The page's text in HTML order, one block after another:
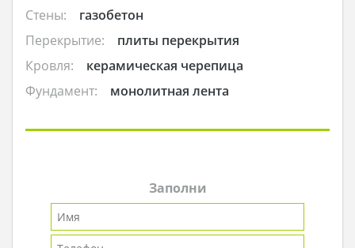
Стены:
газобетон
Перекрытие:
плиты перекрытия
Кровля:
керамическая черепица
Фундамент:
монолитная лента
Заполни